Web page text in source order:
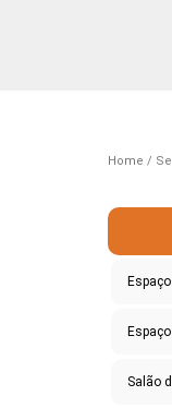
Home
Salão